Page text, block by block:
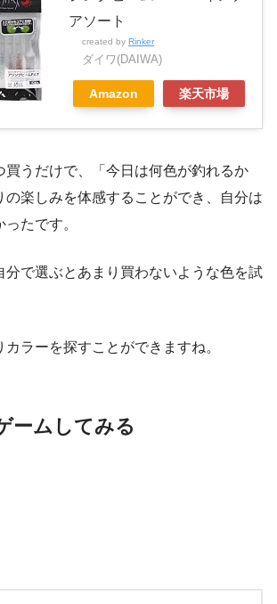
アソート
created by Rinker
ダイワ(DAIWA)
Amazon 楽天市場
買うだけで、「今日は何色が釣れるか
の楽しみを体感することができ、自分は
たです。
分で選ぶとあまり買わないような色を試
ラーを探すことができますね。
ームしてみる